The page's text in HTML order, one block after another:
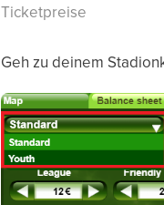
Ticketpreise
Geh zu deinem